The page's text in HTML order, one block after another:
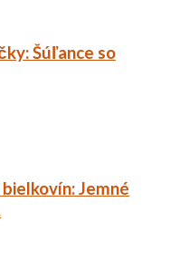
Šúľance so
Jemné